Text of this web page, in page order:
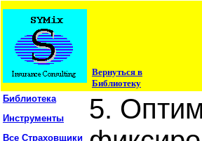
Вернуться в
Библиотеку
Библиотека
Инструменты
Все Страховщики
5.